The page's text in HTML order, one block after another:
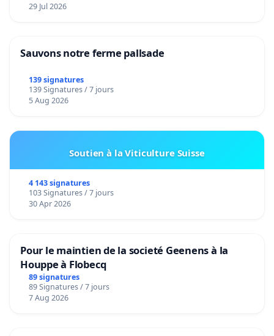
29 Jul 2026
Sauvons notre ferme pallsade
139 signatures
139 Signatures / 7 jours
5 Aug 2026
Soutien à la Viticulture Suisse
4 143 signatures
103 Signatures / 7 jours
30 Apr 2026
Pour le maintien de la societé Geenens à la
Houppe à Flobecq
89 signatures
89 Signatures / 7 jours
7 Aug 2026